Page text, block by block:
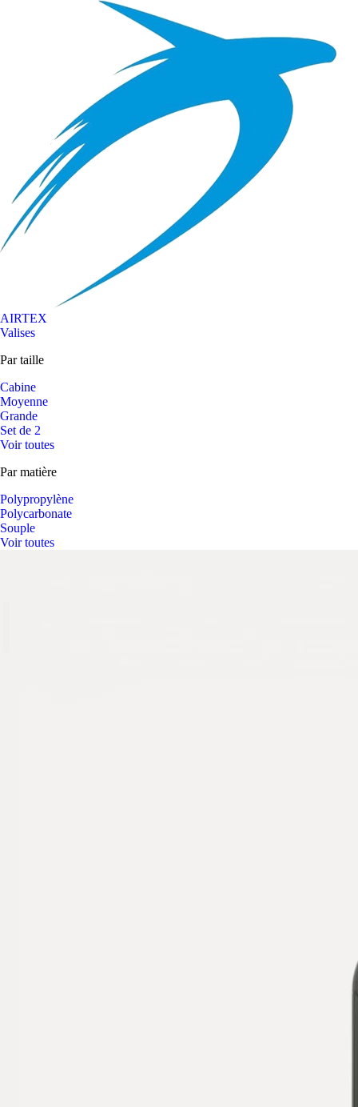
AIRTEX
Valises
Par taille
Cabine
Moyenne
Grande
Set de 2
Voir toutes
Par matière
Polypropylène
Polycarbonate
Souple
Voir toutes